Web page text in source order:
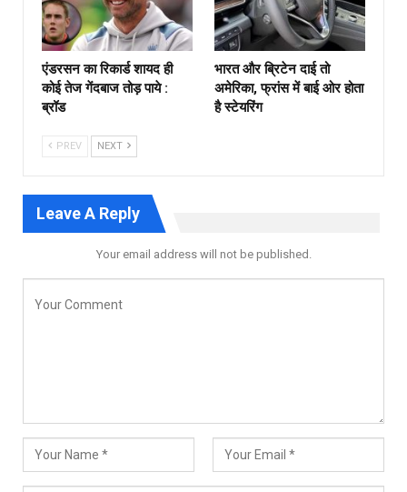
एंडरसन का रिकार्ड शायद ही
कोई तेज गेंदबाज तोड़ पाये :
ब्रॉड
भारत और ब्रिटेन दाई तो
अमेरिका, फ्रांस में बाई ओर होता
है स्टेयरिंग
PREV NEXT
Leave A Reply
Your email address will not be published.